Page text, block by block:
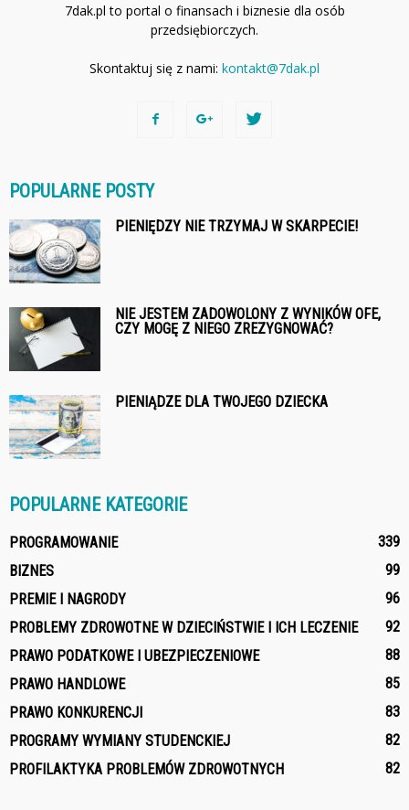
7dak.pl to portal o finansach i biznesie dla osób
przedsiębiorczych.
Skontaktuj się z nami: kontakt@7dak.pl
POPULARNE POSTY
PIENIĘDZY NIE TRZYMAJ W SKARPECIE!
NIE JESTEM ZADOWOLONY Z WYNIKÓW OFE,
CZY MOGĘ Z NIEGO ZREZYGNOWAĆ?
PIENIĄDZE DLA TWOJEGO DZIECKA
POPULARNE KATEGORIE
PROGRAMOWANIE
339
BIZNES
99
PREMIE I NAGRODY
96
PROBLEMY ZDROWOTNE W DZIECIŃSTWIE I ICH LECZENIE
92
PRAWO PODATKOWE I UBEZPIECZENIOWE
88
PRAWO HANDLOWE
85
PRAWO KONKURENCJI
83
PROGRAMY WYMIANY STUDENCKIEJ
82
PROFILAKTYKA PROBLEMÓW ZDROWOTNYCH
82